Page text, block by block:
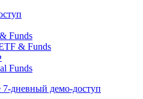
Funds
& Funds
Funds
7-дневный демо-доступ